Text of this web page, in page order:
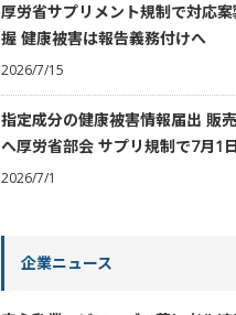
厚労省サプリメント規制で対応
握 健康被害は報告義務付けへ
2026/7/15
指定成分の健康被害情報届出 販
へ厚労省部会 サプリ規制で7月1
2026/7/1
企業ニュース